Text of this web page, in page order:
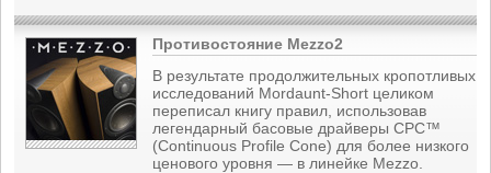
Противостояние Mezzo2
В результате продолжительных кропотливых
исследований Mordaunt-Short целиком
переписал книгу правил, использовав
легендарный басовые драйверы CPC™
(Continuous Profile Cone) для более низкого
ценового уровня — в линейке Mezzo.